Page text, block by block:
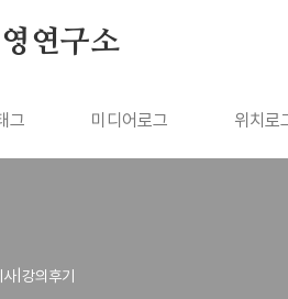
연구소
그 미디어로그 위치로
|강의후기